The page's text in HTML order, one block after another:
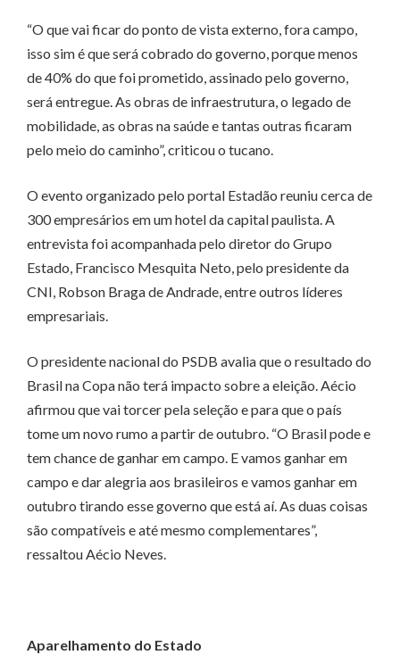
“O que vai ficar do ponto de vista externo, fora campo,
isso sim é que será cobrado do governo, porque menos
de 40% do que foi prometido, assinado pelo governo,
será entregue. As obras de infraestrutura, o legado de
mobilidade, as obras na saúde e tantas outras ficaram
pelo meio do caminho”, criticou o tucano.
O evento organizado pelo portal Estadão reuniu cerca de
300 empresários em um hotel da capital paulista. A
entrevista foi acompanhada pelo diretor do Grupo
Estado, Francisco Mesquita Neto, pelo presidente da
CNI, Robson Braga de Andrade, entre outros líderes
empresariais.
O presidente nacional do PSDB avalia que o resultado do
Brasil na Copa não terá impacto sobre a eleição. Aécio
afirmou que vai torcer pela seleção e para que o país
tome um novo rumo a partir de outubro. “O Brasil pode e
tem chance de ganhar em campo. E vamos ganhar em
campo e dar alegria aos brasileiros e vamos ganhar em
outubro tirando esse governo que está aí. As duas coisas
são compatíveis e até mesmo complementares”,
ressaltou Aécio Neves.
Aparelhamento do Estado